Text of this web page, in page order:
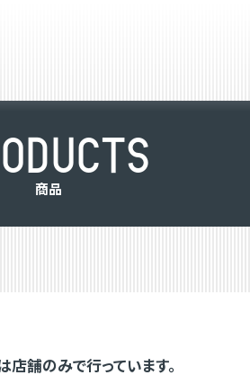
ODUCTS
商品
舗のみで行っています。